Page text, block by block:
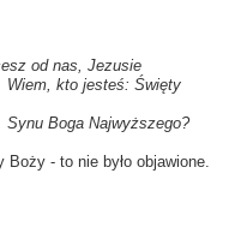
od nas, Jezusie
Wiem, kto jesteś: Święty
Boga Najwyższego?
Boży - to nie było objawione.